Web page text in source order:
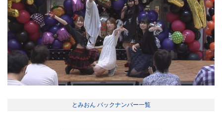
とみおん バックナンバー一覧